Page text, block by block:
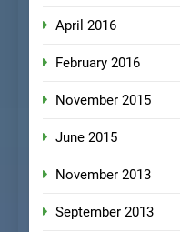
April 2016
February 2016
November 2015
June 2015
November 2013
September 2013